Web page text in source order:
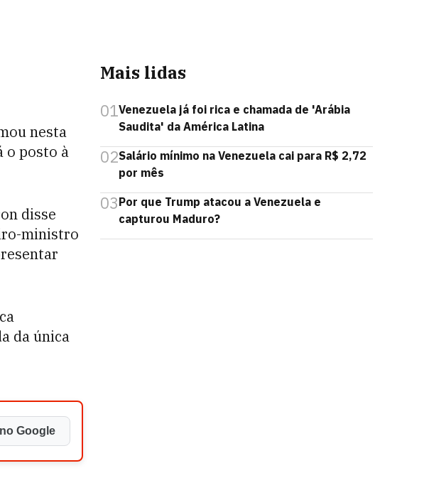
nesta
o posto à
disse
ministro
da única
Google
Mais lidas
01Venezuela já foi rica e chamada de 'Arábia
Saudita' da América Latina
02Salário mínimo na Venezuela cai para R$ 2,72
por mês
03Por que Trump atacou a Venezuela e
capturou Maduro?